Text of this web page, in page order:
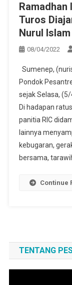
Ramadhan
Turos
Nurul Islam
08/04/2022
Sumenep,
Pondok
sejak Selasa,
Di hadapan
panitia RIC
lainnya
kebugaran,
bersama,
Continue
TENTANG